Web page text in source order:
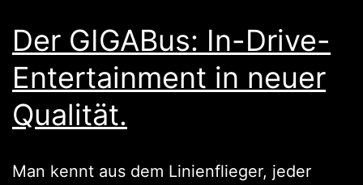
Der GIGABus: In-Drive-
Entertainment in neuer
Qualität.
Man kennt aus dem Linienflieger, jeder